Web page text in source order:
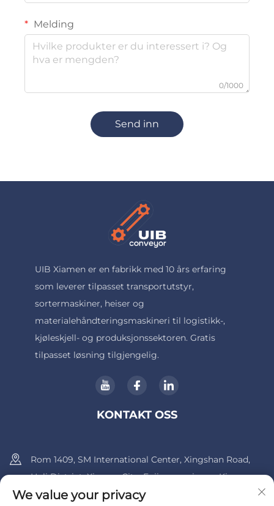
Melding
0/1000
Send inn
UIB Xiamen er en fabrikk med 10 års erfaring
som leverer tilpasset transportutstyr,
sortermaskiner, heiser og
materialehåndteringsmaskineri til logistikk-,
kjøleskjell- og produksjonssektoren. Gratis
tilpasset løsning tilgjengelig.
KONTAKT OSS
Rom 1409, SM International Center, Xingshan Road,
Huli District, Xiamen City, Fujian-provinsen, Kina.
We value your privacy